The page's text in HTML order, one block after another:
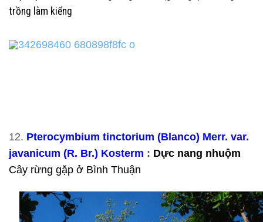
trồng làm kiểng
12. Pterocymbium tinctorium (Blanco) Merr. var.
javanicum (R. Br.) Kosterm : Dực nang nhuộm
Cây rừng gặp ở Bình Thuận